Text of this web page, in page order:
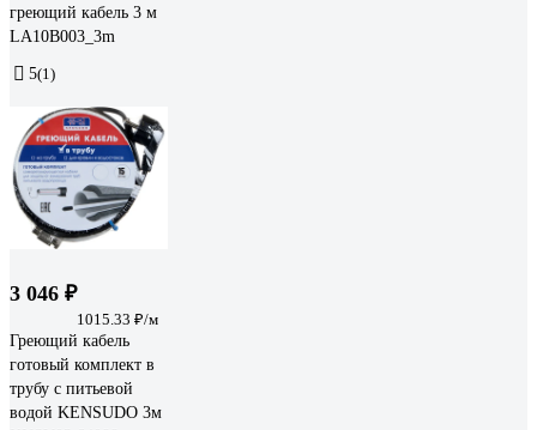
греющий кабель 3 м
LA10B003_3m
5(1)
3 046 ₽
1015.33 ₽/м
Греющий кабель
готовый комплект в
трубу с питьевой
водой KENSUDO 3м